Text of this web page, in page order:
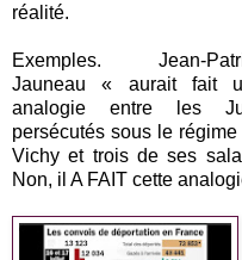
réalité.
Exemples. Jean-
Jauneau « aurait fait
analogie entre les
persécutés sous le régime
Vichy et trois de ses
Non, il A FAIT cette